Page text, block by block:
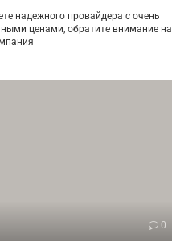
надежного провайдера с очень
ценами, обратите внимание на
0